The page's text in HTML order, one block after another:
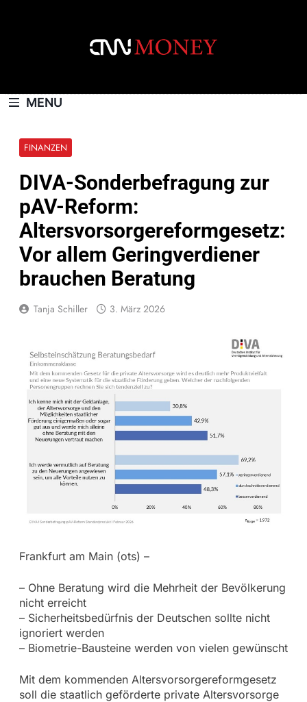
MENU
FINANZEN
DIVA-Sonderbefragung zur
pAV-Reform:
Altersvorsorgereformgesetz:
Vor allem Geringverdiener
brauchen Beratung
Tanja Schiller 3. März 2026
Frankfurt am Main (ots) –
– Ohne Beratung wird die Mehrheit der Bevölkerung
nicht erreicht
– Sicherheitsbedürfnis der Deutschen sollte nicht
ignoriert werden
– Biometrie-Bausteine werden von vielen gewünscht
Mit dem kommenden Altersvorsorgereformgesetz
soll die staatlich geförderte private Altersvorsorge